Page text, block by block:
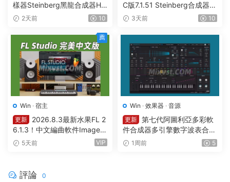
樣器Steinberg黑龍合成器HA
Lion v7.5.0 WIN
2天前 10
C版7.1.51 Steinberg合成器St
einberg HALion v7.1.51 MAC
3天前 10
Win · 宿主
更新
2026.8.3最新水果FL 2
6.1.3！中文編曲軟件Image-L
ine – FL Studio Producer Edi
5天前 VIP
薦
Win · 效果器 · 音源
更新 第七代阿圖利亞多彩軟
件合成器多引擎數字波表合成
器 Arturia Pigments v7.0.1 C
1周前 5
評論 0